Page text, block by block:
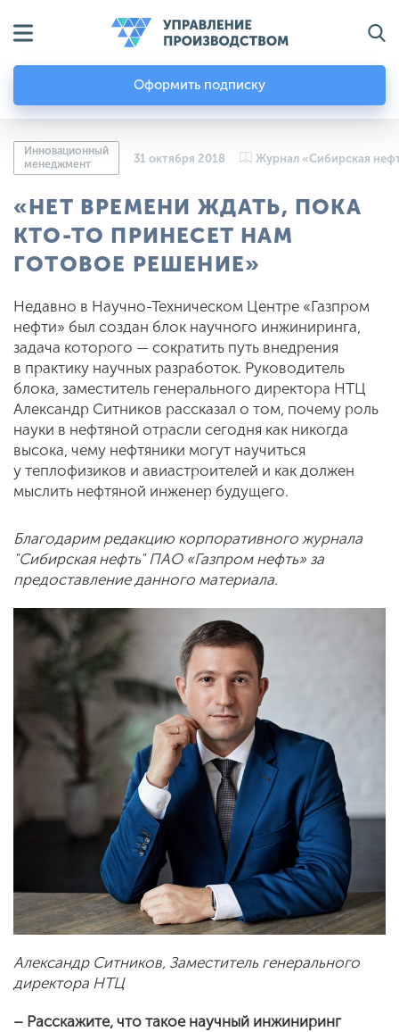
Оформить подписку
Инновационный
менеджмент
31 октября 2018 Журнал «Сибирская
«НЕТ ВРЕМЕНИ ЖДАТЬ, ПОКА
КТО-ТО ПРИНЕСЕТ НАМ
ГОТОВОЕ РЕШЕНИЕ»
Недавно в Научно-Техническом Центре «Газпром
нефти» был создан блок научного инжиниринга,
задача которого — сократить путь внедрения
в практику научных разработок. Руководитель
блока, заместитель генерального директора НТЦ
Александр Ситников рассказал о том, почему роль
науки в нефтяной отрасли сегодня как никогда
высока, чему нефтяники могут научиться
у теплофизиков и авиастроителей и как должен
мыслить нефтяной инженер будущего.
Благодарим редакцию корпоративного журнала
"Сибирская нефть" ПАО «Газпром нефть» за
предоставление данного материала.
Александр Ситников, Заместитель генерального
директора НТЦ
– Расскажите, что такое научный инжиниринг